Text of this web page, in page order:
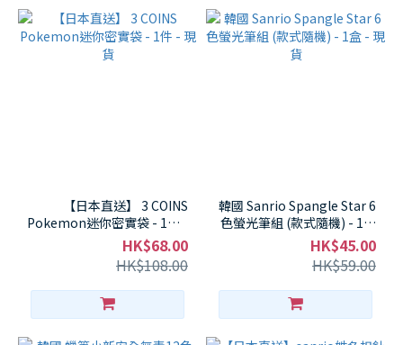
【日本直送】 3 COINS
Pokemon迷你密實袋 - 1件 -
現貨
HK$68.00
HK$108.00
韓國 Sanrio Spangle Star 6
色螢光筆組 (款式隨機) - 1盒
- 現貨
HK$45.00
HK$59.00